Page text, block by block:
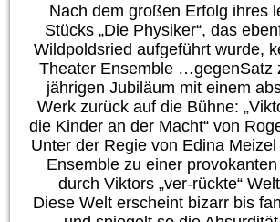
Nach dem großen Erfolg ihres
Stücks „Die Physiker“, das
Wildpoldsried aufgeführt wurde,
Theater Ensemble …gegenSatz
jährigen Jubiläum mit einem
Werk zurück auf die Bühne:
die Kinder an der Macht“ von
Unter der Regie von Edina
Ensemble zu einer
durch Viktors „ver-rückte“
Diese Welt erscheint bizarr bis